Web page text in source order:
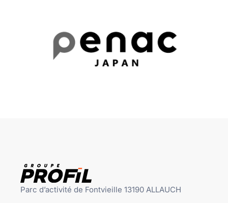
Parc d’activité de Fontvieille 13190 ALLAUCH